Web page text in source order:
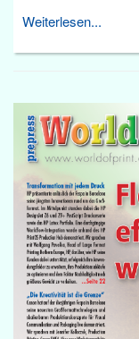
Weiterlesen...